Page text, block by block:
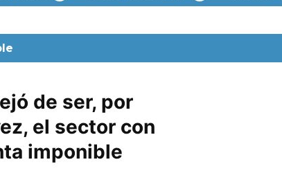
de ser, por
el sector con
imponible